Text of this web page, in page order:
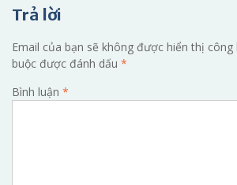
Trả lời
Email của bạn sẽ không được hiển thị công
buộc được đánh dấu *
Bình luận *